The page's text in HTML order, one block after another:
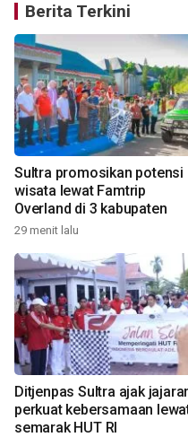
Berita Terkini
Sultra promosikan potensi
wisata lewat Famtrip
Overland di 3 kabupaten
29 menit lalu
Ditjenpas Sultra ajak
perkuat kebersamaan
semarak HUT RI